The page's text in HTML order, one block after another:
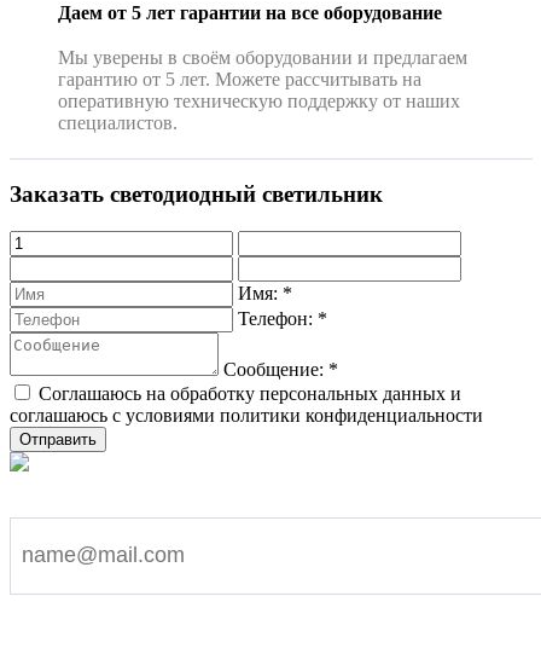
Даем от 5 лет гарантии на все оборудование
Мы уверены в своём оборудовании и предлагаем
гарантию от 5 лет. Можете рассчитывать на
оперативную техническую поддержку от наших
специалистов.
Заказать светодиодный светильник
Имя: *
Телефон: *
Сообщение: *
Соглашаюсь на обработку персональных данных и
соглашаюсь с условиями политики конфиденциальности